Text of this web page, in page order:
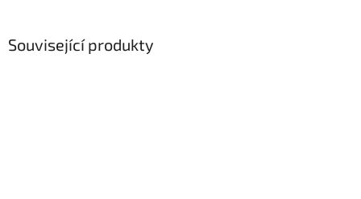
Související produkty